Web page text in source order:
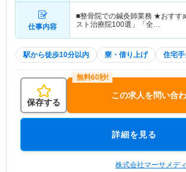
仕事内容
■整骨院での鍼灸師業務 ★おす
スト治療院100選」「全…
駅から徒歩10分以内 寮・借り上げ 住宅
保存する
この求人を問い合
詳細を見る
株式会社マーサメデ